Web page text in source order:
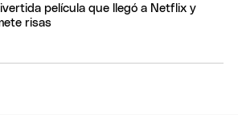
película que llegó a Netflix y
risas